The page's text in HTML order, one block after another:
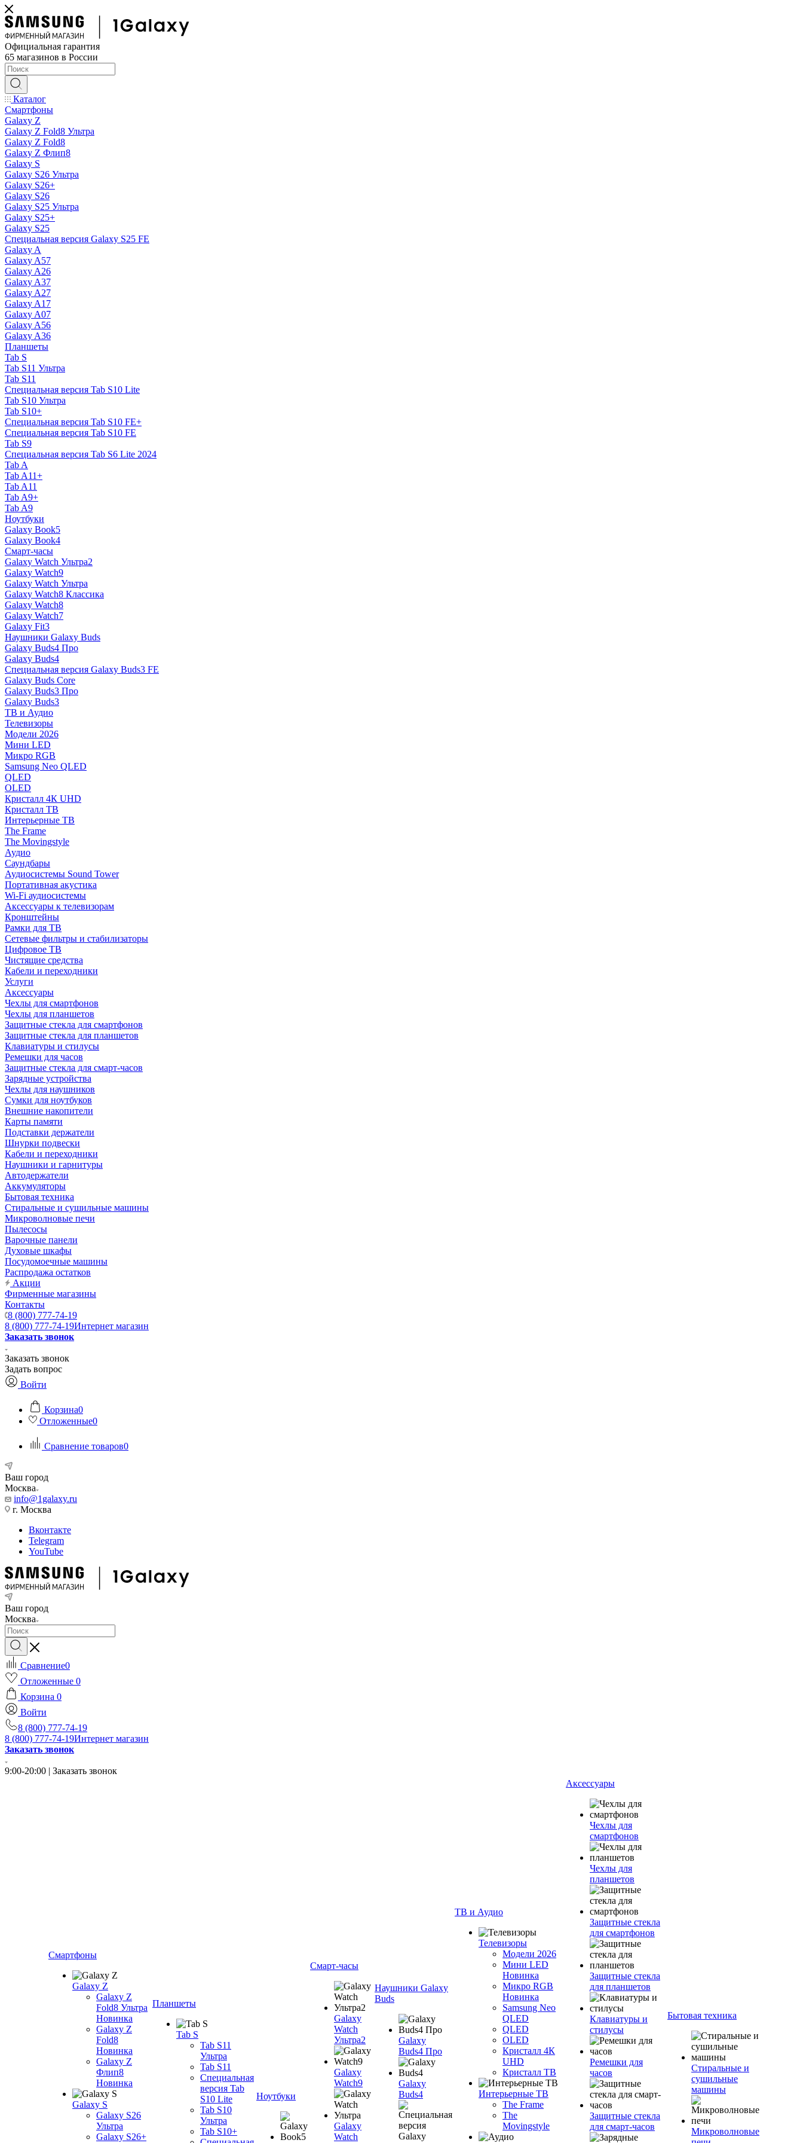
Официальная гарантия
65 магазинов в России
Каталог
Смартфоны
Galaxy Z
Galaxy Z Fold8 Ультра
Galaxy Z Fold8
Galaxy Z Флип8
Galaxy S
Galaxy S26 Ультра
Galaxy S26+
Galaxy S26
Galaxy S25 Ультра
Galaxy S25+
Galaxy S25
Специальная версия Galaxy S25 FE
Galaxy A
Galaxy A57
Galaxy A26
Galaxy A37
Galaxy A27
Galaxy A17
Galaxy A07
Galaxy A56
Galaxy A36
Планшеты
Tab S
Tab S11 Ультра
Tab S11
Специальная версия Tab S10 Lite
Tab S10 Ультра
Tab S10+
Специальная версия Tab S10 FE+
Специальная версия Tab S10 FE
Tab S9
Специальная версия Tab S6 Lite 2024
Tab A
Tab A11+
Tab A11
Tab A9+
Tab A9
Ноутбуки
Galaxy Book5
Galaxy Book4
Смарт-часы
Galaxy Watch Ультра2
Galaxy Watch9
Galaxy Watch Ультра
Galaxy Watch8 Классика
Galaxy Watch8
Galaxy Watch7
Galaxy Fit3
Наушники Galaxy Buds
Galaxy Buds4 Про
Galaxy Buds4
Специальная версия Galaxy Buds3 FE
Galaxy Buds Core
Galaxy Buds3 Про
Galaxy Buds3
ТВ и Аудио
Телевизоры
Модели 2026
Мини LED
Микро RGB
Samsung Neo QLED
QLED
OLED
Кристалл 4К UHD
Кристалл ТВ
Интерьерные ТВ
The Frame
The Movingstyle
Аудио
Саундбары
Аудиосистемы Sound Tower
Портативная акустика
Wi-Fi аудиосистемы
Аксессуары к телевизорам
Кронштейны
Рамки для ТВ
Сетевые фильтры и стабилизаторы
Цифровое ТВ
Чистящие средства
Кабели и переходники
Услуги
Аксессуары
Чехлы для смартфонов
Чехлы для планшетов
Защитные стекла для смартфонов
Защитные стекла для планшетов
Клавиатуры и стилусы
Ремешки для часов
Защитные стекла для смарт-часов
Зарядные устройства
Чехлы для наушников
Сумки для ноутбуков
Внешние накопители
Карты памяти
Подставки держатели
Шнурки подвески
Кабели и переходники
Наушники и гарнитуры
Автодержатели
Аккумуляторы
Бытовая техника
Стиральные и сушильные машины
Микроволновые печи
Пылесосы
Варочные панели
Духовые шкафы
Посудомоечные машины
Распродажа остатков
Акции
Фирменные магазины
Контакты
8 (800) 777-74-19
8 (800) 777-74-19Интернет магазин
Заказать звонок
Заказать звонок
Задать вопрос
Войти
Корзина0
Отложенные0
Сравнение товаров0
Ваш город
Москва
info@1galaxy.ru
г. Москва
Вконтакте
Telegram
YouTube
Ваш город
Москва
Сравнение0
Отложенные 0
Корзина 0
Войти
8 (800) 777-74-19
8 (800) 777-74-19Интернет магазин
Заказать звонок
9:00-20:00 | Заказать звонок
Смартфоны
Galaxy Z
Galaxy Z
Fold8 Ультра
Новинка
Galaxy Z
Fold8
Новинка
Galaxy Z
Флип8
Новинка
Galaxy S
Galaxy S26
Ультра
Galaxy S26+
Планшеты
Tab S
Tab S11
Ультра
Tab S11
Специальная
версия Tab
S10 Lite
Tab S10
Ультра
Tab S10+
Ноутбуки
Смарт-часы
Galaxy
Watch
Ультра2
Galaxy
Watch9
Galaxy
Watch
Наушники Galaxy
Buds
Galaxy
Buds4 Про
Galaxy
Buds4
ТВ и Аудио
Телевизоры
Модели 2026
Мини LED
Новинка
Микро RGB
Новинка
Samsung Neo
QLED
QLED
OLED
Кристалл 4К
UHD
Кристалл ТВ
Интерьерные ТВ
The Frame
The
Movingstyle
Аксессуары
Чехлы для
смартфонов
Чехлы для
планшетов
Защитные стекла
для смартфонов
Защитные стекла
для планшетов
Клавиатуры и
стилусы
Ремешки для
часов
Защитные стекла
для смарт-часов
Бытовая техника
Стиральные и
сушильные
машины
Микроволновые